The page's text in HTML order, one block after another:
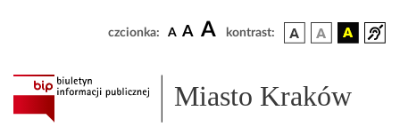
czcionka: A A A kontrast:
Miasto Kraków